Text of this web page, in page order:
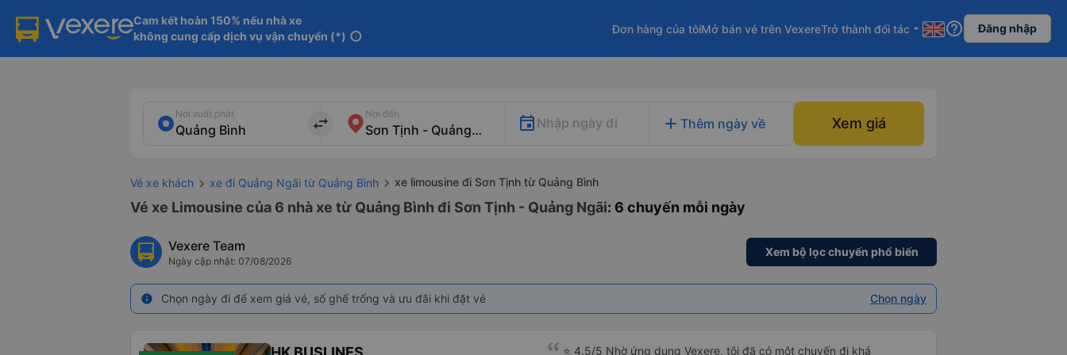
Cam kết hoàn 150% nếu nhà xe
không cung cấp dịch vụ vận chuyển (*) info
Đơn hàng của tôiMở bán vé trên VexereTrở thành đối tác arrow_drop_down help_outline Đăng nhập
Nơi xuất phát
import_export
Nơi đến
Nhập ngày đi add Thêm ngày về Xem giá
Vé xe khách xe đi Quảng Ngãi từ Quảng Bình xe limousine đi Sơn Tịnh từ Quảng Bình
Vé xe Limousine của 6 nhà xe từ Quảng Bình đi Sơn Tịnh - Quảng Ngãi: 6 chuyến mỗi ngày
Vexere Team
Ngày cập nhật: 07/08/2026
Xem bộ lọc chuyến phổ biến
info Chọn ngày đi để xem giá vé, số ghế trống và ưu đãi khi đặt vé Chọn ngày
⭐ 4.5/5 Nhờ ứng dụng Vexere, tôi đã có một chuyến đi khá